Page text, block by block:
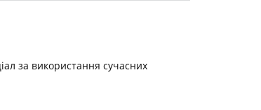
за використання сучасних